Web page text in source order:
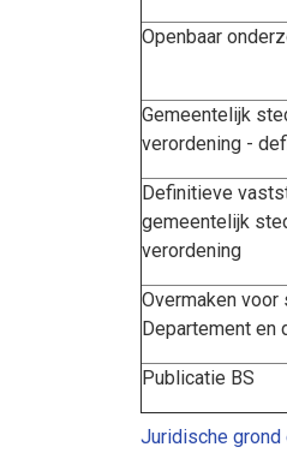
Openbaar
Gemeentelijk
verordening -
Definitieve
gemeentelijk
verordening
Overmaken voor
Departement en
Publicatie BS
Juridische grond